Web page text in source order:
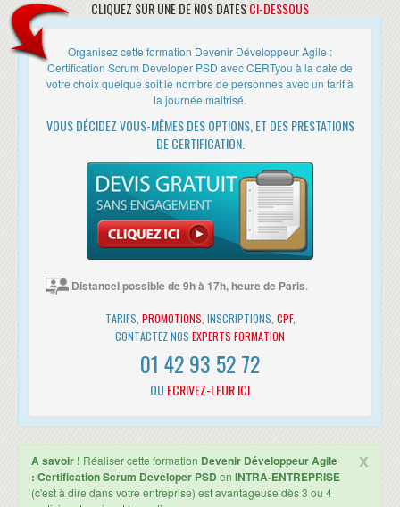
formations. Les formateurs sont
qualité des supports est excellente et la préparation aux
certifications est parfaite. A noter aussi l’accueil
chaleureux de l’encadrement administratif sans oublier
les superbes locaux. Merci à l’équipe CertYOU. ”
Clément SABANADZE IT Project Manager,
linkedin
“ CERTyou, un organisme certificateur,
spécialisé en Informatique et Management
qui mérite bien son statut de leader ! Bien
au-delà de leur très bon choix de formateur et de la
qualité des contenus, les membres de CERTyou placent
la formation continue dans un cadre idéal pour le
développement de tous. A l'écoute de notre besoin,
proposant les solutions les mieux adaptées à celui-ci,
intégrant celui-ci dans le contexte actuel des
changements sur les comptes de formation, le tout
devient enfin réel au moment de la formation
proprement dite avec un accueil parfait et un
accompagnement de tous les instants, plein de petites
CLIQUEZ SUR UNE DE NOS DATESCI-DESSOUS
Organisez cette formation Devenir Développeur Agile :
Certification Scrum Developer PSD avec CERTyou à la date de
votre choix quelque soit le nombre de personnes avec un tarif à
la journée maitrisé.
VOUS DÉCIDEZ VOUS-MÊMES DES OPTIONS, ET DES PRESTATIONS
DE CERTIFICATION.
Distancel possible de 9h à 17h, heure de Paris.
TARIFS, PROMOTIONS , INSCRIPTIONS, CPF,
CONTACTEZ NOS EXPERTS FORMATION
01 42 93 52 72
OU ECRIVEZ-LEUR ICI
x
A savoir ! Réaliser cette formation Devenir Développeur Agile
: Certification Scrum Developer PSD en INTRA-ENTREPRISE
(c'est à dire dans votre entreprise) est avantageuse dès 3 ou 4